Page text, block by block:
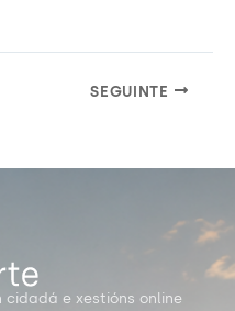
SEGUINTE
cidadá e xestións online